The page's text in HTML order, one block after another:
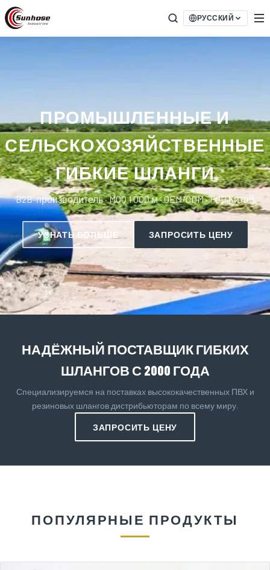
РУССКИЙ
ПРОМЫШЛЕННЫЕ И
СЕЛЬСКОХОЗЯЙСТВЕННЫЕ
ГИБКИЕ ШЛАНГИ
B2B-производитель · MOQ 1 000 м · OEM/ODM · FOB Китай
УЗНАТЬ БОЛЬШЕ ЗАПРОСИТЬ ЦЕНУ
НАДЁЖНЫЙ ПОСТАВЩИК ГИБКИХ
ШЛАНГОВ С 2000 ГОДА
Специализируемся на поставках высококачественных ПВХ и
резиновых шлангов дистрибьюторам по всему миру.
ЗАПРОСИТЬ ЦЕНУ
ПОПУЛЯРНЫЕ ПРОДУКТЫ